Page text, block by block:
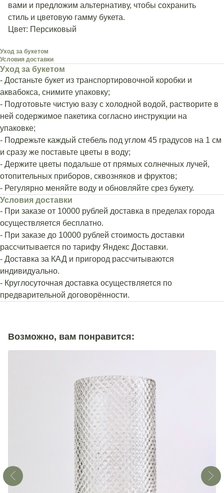
вами и предложим альтернативу, чтобы сохранить
стиль и цветовую гамму букета.
Цвет: Персиковый
Уход за букетом
Условия доставки
Уход за букетом
- Достаньте букет из транспортировочной коробки и
аквабокса, снимите упаковку;
- Подготовьте чистую вазу с холодной водой, растворите в
ней содержимое пакетика согласно инструкции на
упаковке;
- Подрежьте каждый стебель под углом 45 градусов на 1 см
и сразу же поставьте цветы в воду;
- Держите цветы подальше от прямых солнечных лучей,
отопительных приборов, сквозняков и фруктов;
- Регулярно меняйте воду и обновляйте срез букету.
Условия доставки
- При заказе от 10000 рублей доставка в пределах города
осуществляется бесплатно.
- При заказе до 10000 рублей стоимость доставки
рассчитывается по тарифу Яндекс Доставки.
- Доставка за КАД и пригород рассчитываются
индивидуально.
- Круглосуточная доставка осуществляется по
предварительной договорённости.
Возможно, вам понравится: